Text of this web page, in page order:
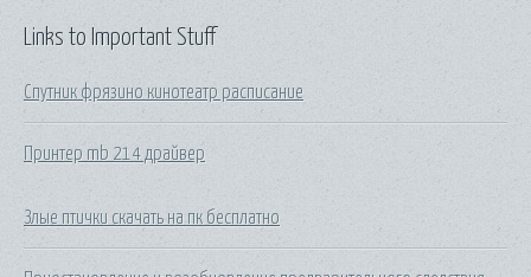
Links to Important Stuff
Спутник фрязино кинотеатр расписание
Принтер mb 214 драйвер
Злые птички скачать на пк бесплатно